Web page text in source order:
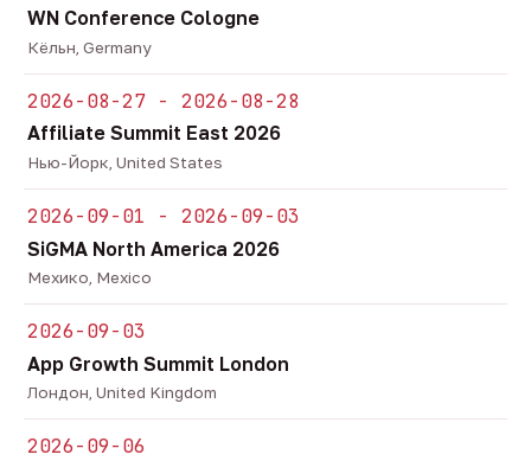
WN Conference Cologne
Кёльн, Germany
2026-08-27 - 2026-08-28
Affiliate Summit East 2026
Нью-Йорк, United States
2026-09-01 - 2026-09-03
SiGMA North America 2026
Мехико, Mexico
2026-09-03
App Growth Summit London
Лондон, United Kingdom
2026-09-06